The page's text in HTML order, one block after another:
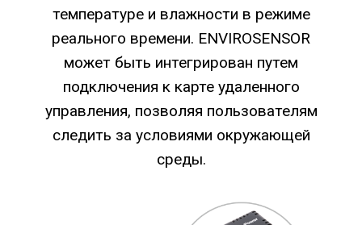
температуре и влажности в режиме
реального времени. ENVIROSENSOR
может быть интегрирован путем
подключения к карте удаленного
управления, позволяя пользователям
следить за условиями окружающей
среды.